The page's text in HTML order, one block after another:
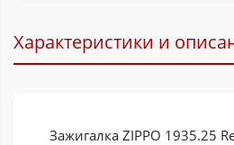
Характеристики и
Зажигалка ZIPPO 1935.25